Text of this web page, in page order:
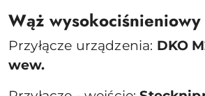
Wąż
Przyłącze urządzenia: DKO
wew.